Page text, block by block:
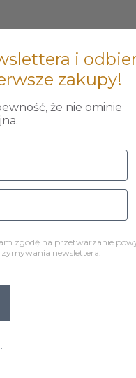
i
zakupy!
że nie ominie
zgodę na przetwarzanie
newslettera.